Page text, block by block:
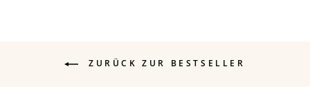
ZURÜCK ZUR BESTSELLER